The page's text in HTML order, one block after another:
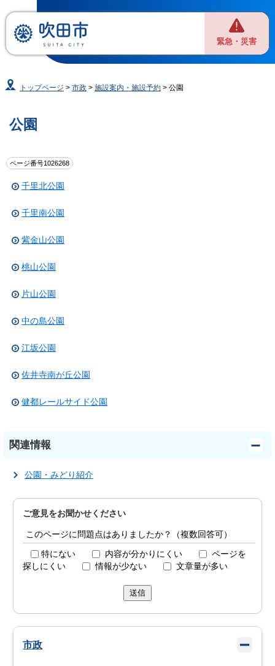
緊急・災害
トップページ >市政 >施設案内・施設予約 > 公園
公園
ページ番号1026268
千里北公園
千里南公園
紫金山公園
桃山公園
片山公園
中の島公園
江坂公園
佐井寺南が丘公園
健都レールサイド公園
関連情報
公園・みどり紹介
ご意見をお聞かせください
このページに問題点はありましたか？（複数回答可）
特にない 内容が分かりにくい
ページを
探しにくい
情報が少ない 文章量が多い
送信
市政